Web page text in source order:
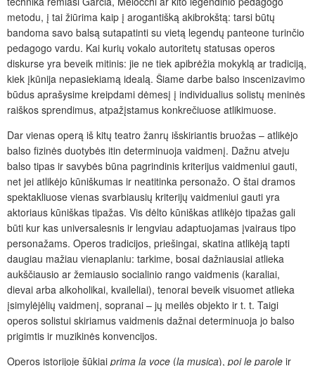
metodu, į tai žiūrima kaip į arogantišką akibrokštą: tarsi būtų
bandoma savo balsą sutapatinti su vietą legendų panteone turinčio
pedagogo vardu. Kai kurių vokalo autoritetų statusas operos
diskurse yra beveik mitinis: jie ne tiek apibrėžia mokyklą ar tradiciją,
kiek įkūnija nepasiekiamą idealą. Šiame darbe balso inscenizavimo
būdus aprašysime kreipdami dėmesį į individualius solistų meninės
raiškos sprendimus, atpažįstamus konkrečiuose atlikimuose.
Dar vienas operą iš kitų teatro žanrų išskiriantis bruožas – atlikėjo
balso fizinės duotybės itin determinuoja vaidmenį. Dažnu atveju
balso tipas ir savybės būna pagrindinis kriterijus vaidmeniui gauti,
net jei atlikėjo kūniškumas ir neatitinka personažo. O štai dramos
spektakliuose vienas svarbiausių kriterijų vaidmeniui gauti yra
aktoriaus kūniškas tipažas. Vis dėlto kūniškas atlikėjo tipažas gali
būti kur kas universalesnis ir lengviau adaptuojamas įvairaus tipo
personažams. Operos tradicijos, priešingai, skatina atlikėją tapti
daugiau mažiau vienaplaniu: tarkime, bosai dažniausiai atlieka
aukščiausio ar žemiausio socialinio rango vaidmenis (karaliai,
dievai arba alkoholikai, kvaileliai), tenorai beveik visuomet atlieka
įsimylėjėlių vaidmenį, sopranai – jų meilės objekto ir t. t. Taigi
operos solistui skiriamus vaidmenis dažnai determinuoja jo balso
prigimtis ir muzikinės konvencijos.
Operos istorijoje šūkiai prima la voce (la musica), poi le parole ir